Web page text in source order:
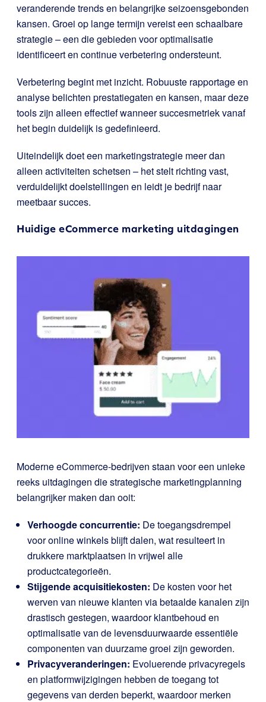
veranderende trends en belangrijke seizoensgebonden
kansen. Groei op lange termijn vereist een schaalbare
strategie – een die gebieden voor optimalisatie
identificeert en continue verbetering ondersteunt.
Verbetering begint met inzicht. Robuuste rapportage en
analyse belichten prestatiegaten en kansen, maar deze
tools zijn alleen effectief wanneer succesmetriek vanaf
het begin duidelijk is gedefinieerd.
Uiteindelijk doet een marketingstrategie meer dan
alleen activiteiten schetsen – het stelt richting vast,
verduidelijkt doelstellingen en leidt je bedrijf naar
meetbaar succes.
Huidige eCommerce marketing uitdagingen
Moderne eCommerce-bedrijven staan voor een unieke
reeks uitdagingen die strategische marketingplanning
belangrijker maken dan ooit:
Verhoogde concurrentie: De toegangsdrempel
voor online winkels blijft dalen, wat resulteert in
drukkere marktplaatsen in vrijwel alle
productcategorieën.
Stijgende acquisitiekosten: De kosten voor het
werven van nieuwe klanten via betaalde kanalen zijn
drastisch gestegen, waardoor klantbehoud en
optimalisatie van de levensduurwaarde essentiële
componenten van duurzame groei zijn geworden.
Privacyveranderingen: Evoluerende privacyregels
en platformwijzigingen hebben de toegang tot
gegevens van derden beperkt, waardoor merken